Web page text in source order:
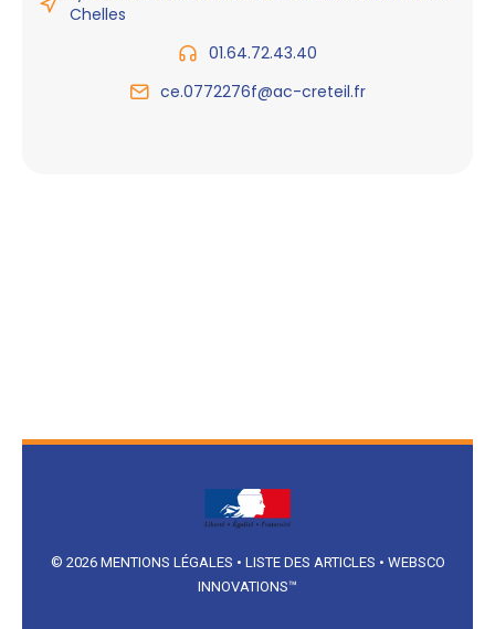
Chelles
01.64.72.43.40
ce.0772276f@ac-creteil.fr
© 2026 MENTIONS LÉGALES • LISTE DES ARTICLES • WEBSCO
INNOVATIONS™